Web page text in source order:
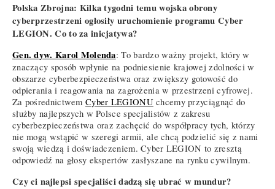
Polska Zbrojna: Kilka tygodni temu wojska obrony
cyberprzestrzeni ogłosiły uruchomienie programu Cyber
LEGION. Co to za inicjatywa?
Gen. dyw. Karol Molenda: To bardzo ważny projekt, który w
znaczący sposób wpłynie na podniesienie krajowej zdolności w
obszarze cyberbezpieczeństwa oraz zwiększy gotowość do
odpierania i reagowania na zagrożenia w przestrzeni cyfrowej.
Za pośrednictwem Cyber LEGIONUchcemy przyciągnąć do
służby najlepszych w Polsce specjalistów z zakresu
cyberbezpieczeństwa oraz zachęcić do współpracy tych, którzy
nie mogą wstąpić w szeregi armii, ale chcą podzielić się z nami
swoją wiedzą i doświadczeniem. Cyber LEGION to zresztą
odpowiedź na głosy ekspertów zasłyszane na rynku cywilnym.
Czy ci najlepsi specjaliści dadzą się ubrać w mundur?